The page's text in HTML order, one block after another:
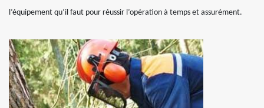
l’équipement qu’il faut pour réussir l’opération à temps et assurément.